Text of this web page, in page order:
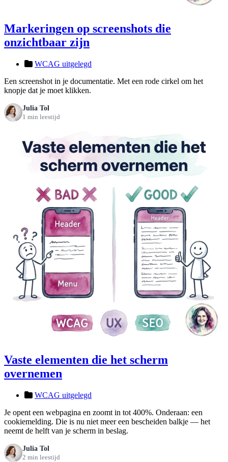
Markeringen op screenshots die
onzichtbaar zijn
WCAG uitgelegd
Een screenshot in je documentatie. Met een rode cirkel om het
knopje dat je moet klikken.
Julia Tol
1 min leestijd
Vaste elementen die het scherm
overnemen
WCAG uitgelegd
Je opent een webpagina en zoomt in tot 400%. Onderaan: een
cookiemelding. Die is nu niet meer een bescheiden balkje — het
neemt de helft van je scherm in beslag.
Julia Tol
2 min leestijd